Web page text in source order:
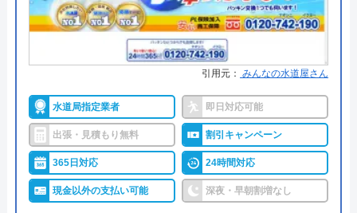
代表者 楯広長
所在地
〒460-0008
対応エリア 全国（一部地域を除く）
●保証・保険 ―
詳細は公式HPでご確認ください
"イチバン水道は主に福岡県、佐賀県、熊本県にてサ
ービスを展開している水道業者です。
水回りトラブルの当日解決率は95%を誇っており、
「いち早く修理してほしい」「当日中に解決した
い」という方にお勧めの業者になります。
引用元： みんなの水道屋さん
水道局指定業者 即日対応可能
出張・見積もり無料 割引キャンペーン
365日対応 24時間対応
現金以外の支払い可能 深夜・早朝割増なし